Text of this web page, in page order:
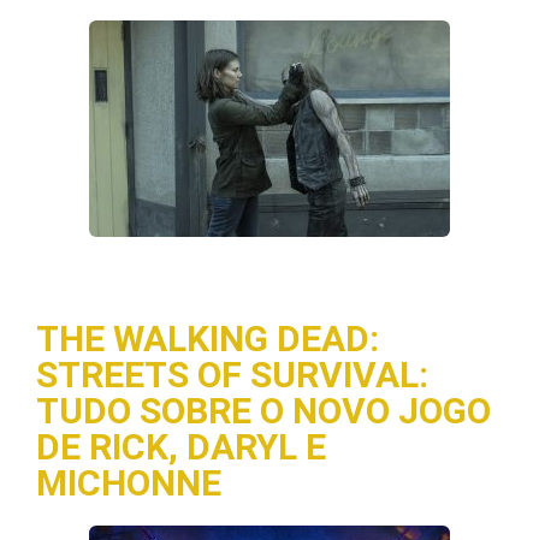
THE WALKING DEAD:
STREETS OF SURVIVAL:
TUDO SOBRE O NOVO JOGO
DE RICK, DARYL E
MICHONNE